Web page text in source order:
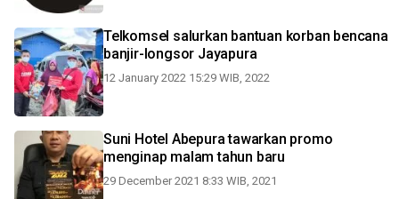
Telkomsel salurkan bantuan korban bencana
banjir-longsor Jayapura
12 January 2022 15:29 WIB, 2022
Suni Hotel Abepura tawarkan promo
menginap malam tahun baru
29 December 2021 8:33 WIB, 2021